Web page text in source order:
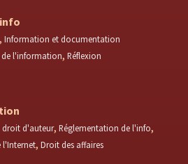
Information et documentation
de l'information Réflexion
droit d'auteur Réglementation de l'info
l'Internet Droit des affaires